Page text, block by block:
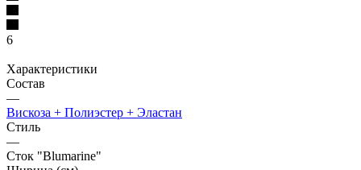
6
Характеристики
Состав
—
Вискоза + Полиэстер + Эластан
Стиль
—
Сток "Blumarine"